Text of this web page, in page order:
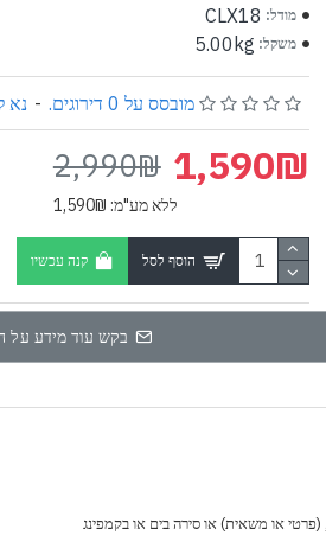
מודל: CLX18
משקל: 5.00kg
מובסס על 0 דירוגים. - נא
1,590₪
2,990₪
ללא מע"מ: 1,590₪
הוסף לסל קנה עכשיו
בקש עוד מידע על
או משאית) או סירה בים או בקמפינג